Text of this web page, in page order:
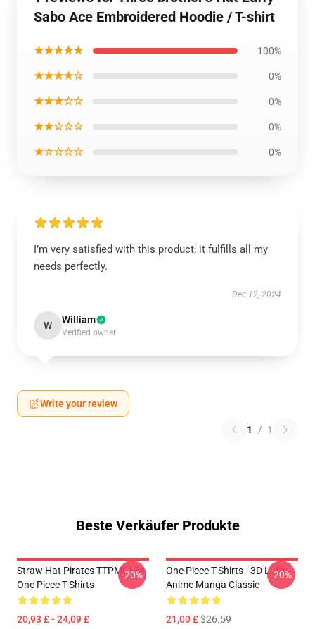
Sabo Ace Embroidered Hoodie / T-shirt
★★★★★ 100%
★★★★☆ 0%
★★★☆☆ 0%
★★☆☆☆ 0%
★☆☆☆☆ 0%
I’m very satisfied with this product; it fulfills all my
needs perfectly.
Dec 12, 2024
W William
Verified owner
Write your review
1 / 1
Beste Verkäufer Produkte
Straw Hat Pirates TTPM0104
One Piece T-Shirts
20,93 £ - 24,09 £
-20%
One Piece T-Shirts - 3D Luffy
Anime Manga Classic
21,00 £$26.59
-20%